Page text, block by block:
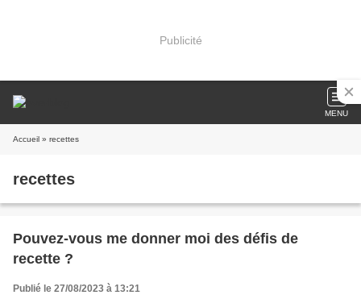
Publicité
MENU
Accueil » recettes
recettes
Pouvez-vous me donner moi des défis de
recette ?
Publié le 27/08/2023 à 13:21